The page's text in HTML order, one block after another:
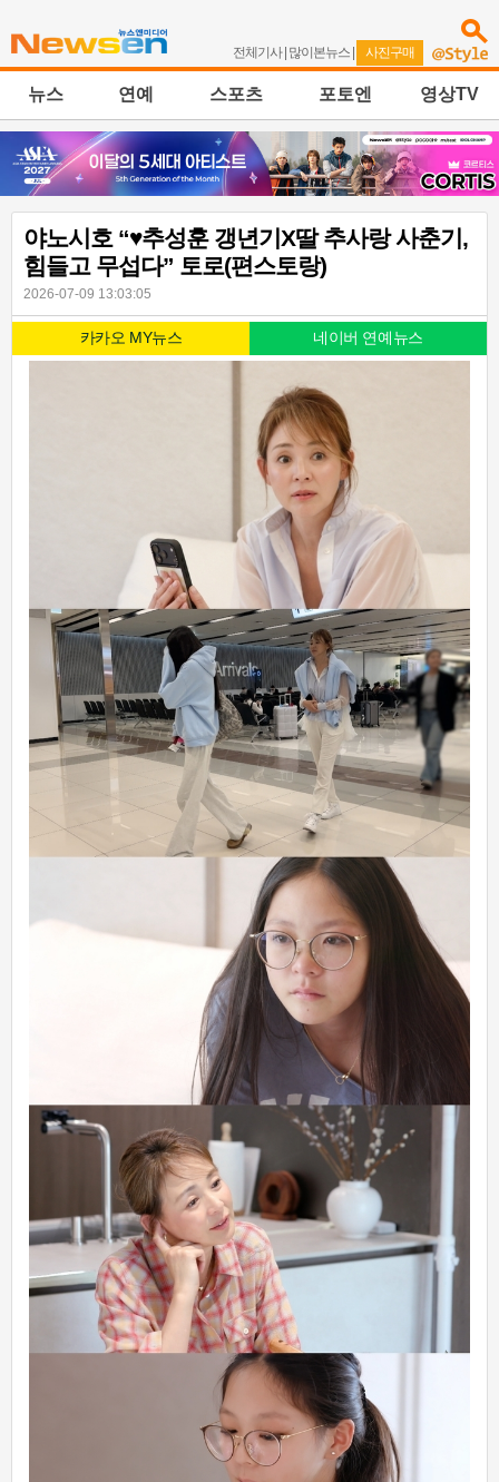
전체기사| 많이본뉴스 | 사진구매
뉴스 연예 스포츠 포토엔 영상TV
야노시호 “♥추성훈 갱년기X딸 추사랑 사춘기,
힘들고 무섭다” 토로(편스토랑)
2026-07-09 13:03:05
카카오 MY뉴스 네이버 연예뉴스